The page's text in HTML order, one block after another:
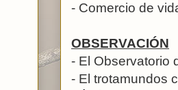
- Comercio de
OBSERVACIÓN
- El Observatorio
- El trotamundos